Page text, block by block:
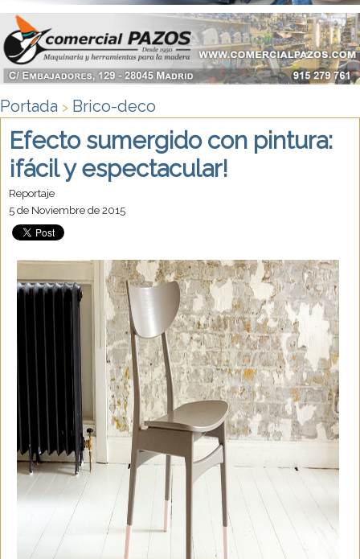
Portada > Brico-deco
Efecto sumergido con pintura:
¡fácil y espectacular!
Reportaje
5 de Noviembre de 2015